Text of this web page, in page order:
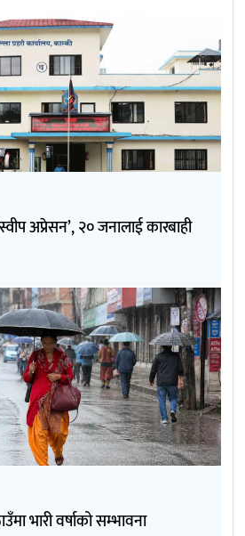
अप्रेसन’, २० जनालाई कारबाही
भारी वर्षाको सम्भावना